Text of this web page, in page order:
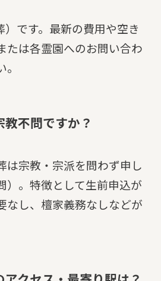
）です。最新の費用や空き
たは各霊園へのお問い合わ
不問ですか？
は宗教・宗派を問わず申し
）。特徴として生前申込が
なし、檀家義務なしなどが